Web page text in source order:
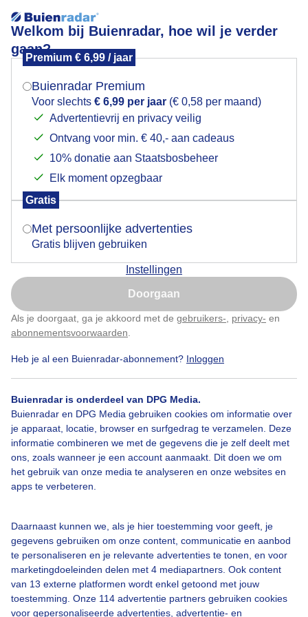
Welkom bij Buienradar, hoe wil je verder
gaan?
Premium € 6,99 / jaar
Buienradar Premium
Voor slechts € 6,99 per jaar (€ 0,58 per maand)
Advertentievrij en privacy veilig
Ontvang voor min. € 40,- aan cadeaus
10% donatie aan Staatsbosbeheer
Elk moment opzegbaar
Gratis
Met persoonlijke advertenties
Gratis blijven gebruiken
Instellingen
Doorgaan
Als je doorgaat, ga je akkoord met de gebruikers- privacy- en
abonnementsvoorwaarden
Heb je al een Buienradar-abonnement? Inloggen
Buienradar is onderdeel van DPG Media.
Buienradar en DPG Media gebruiken cookies om informatie over
je apparaat, locatie, browser en surfgedrag te verzamelen. Deze
informatie combineren we met de gegevens die je zelf deelt met
ons, zoals wanneer je een account aanmaakt. Dit doen we om
het gebruik van onze media te analyseren en onze websites en
apps te verbeteren.
Daarnaast kunnen we, als je hier toestemming voor geeft, je
gegevens gebruiken om onze content, communicatie en aanbod
te personaliseren en je relevante advertenties te tonen, en voor
marketingdoeleinden delen met 4 mediapartners. Ook content
van 13 externe platformen wordt enkel getoond met jouw
toestemming. Onze 114 advertentie partners gebruiken cookies
voor gepersonaliseerde advertenties, advertentie- en
bloemen
Een moment geduld aub...
Populaire categorieën
Lente
Zomer
Over Buienradar
Bedrijfsgegevens
Veelgestelde vragen
Contact
Toegankelijkheid
Buienradar Team
Privacy beleid
Cookie beleid
Privacy instellingen
Mogen we je locatie gebruiken voor het
Indien je hier nog geen akkoord op hebt gegeven,
verschijnt er zo een pop-up uit je browser waarin
Is goed, toon de popup
Nu niet, misschien later
Klik hierom dit aan te passen